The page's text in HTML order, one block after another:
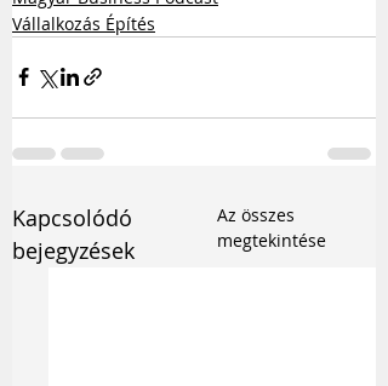
Vállalkozás Építés
Kapcsolódó
bejegyzések
Az összes
megtekintése